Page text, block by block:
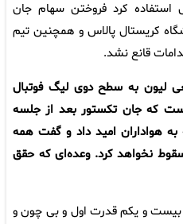
استفاده کرد فروختن سهام جان
کریستال پالاس و همچنین ‌تیم
لیون به سطح دوی لیگ ‌فوتبال
که جان تکستور بعد از ‌جلسه
به هواداران امید داد و گفت ‌همه
نخواهد کرد. وعده‌ای ‌که حقق
بیست و یکم قدرت اول و بی چون ‌و